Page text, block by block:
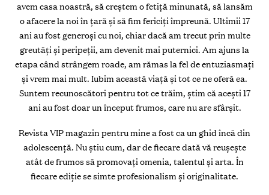
avem casa noastră, să creștem o fetiță minunată, să lansăm
o afacere la noi în țară și să fim fericiți împreună. Ultimii 17
ani au fost generoși cu noi, chiar dacă am trecut prin multe
greutăți și peripeții, am devenit mai puternici. Am ajuns la
etapa când strângem roade, am rămas la fel de entuziasmați
și vrem mai mult. Iubim această viață și tot ce ne oferă ea.
Suntem recunoscători pentru tot ce trăim, știm că acești 17
ani au fost doar un început frumos, care nu are sfârșit.
Revista VIP magazin pentru mine a fost ca un ghid încă din
adolescență. Nu știu cum, dar de fiecare dată vă reușește
atât de frumos să promovați omenia, talentul și arta. În
fiecare ediție se simte profesionalism și originalitate.